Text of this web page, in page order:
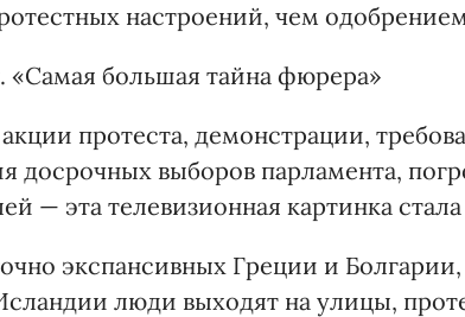
настроений, чем
большая тайна фюрера»
протеста, демонстрации,
досрочных выборов парламента,
— эта телевизионная картинка
экспансивных Греции и
люди выходят на улицы,